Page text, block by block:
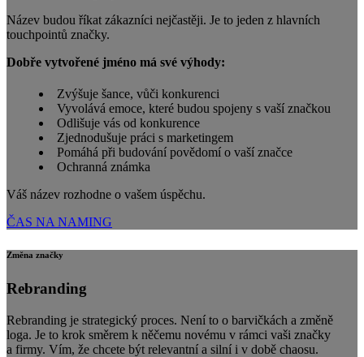
Název budou říkat zákazníci nejčastěji. Je to jeden z hlavních
touchpointů značky.
Dobře vytvořené jméno má své výhody:
Zvýšuje šance, vůči konkurenci
Vyvolává emoce, které budou spojeny s vaší značkou
Odlišuje vás od konkurence
Zjednodušuje práci s marketingem
Pomáhá při budování povědomí o vaší značce
Ochranná známka
Váš název rozhodne o vašem úspěchu.
ČAS NA NAMING
Změna značky
Rebranding
Rebranding je strategický proces. Není to o barvičkách a změně
loga. Je to krok směrem k něčemu novému v rámci vaši značky
a firmy. Vím, že chcete být relevantní a silní i v době chaosu.